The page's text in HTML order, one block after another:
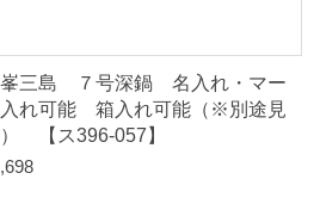
三島 ７号深鍋 名入れ・マー
入れ可能 箱入れ可能（※別途見
【ス396-057】